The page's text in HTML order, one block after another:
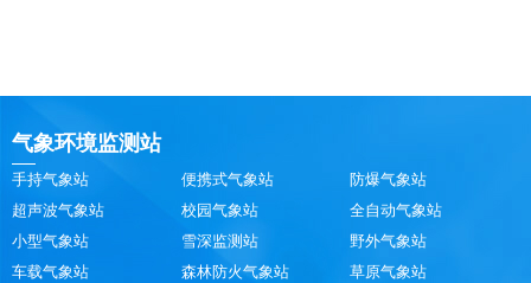
气象环境监测站
手持气象站 便携式气象站
防爆气象站
超声波气象站
校园气象站
全自动气象站
小型气象站
雪深监测站
野外气象站
车载气象站
森林防火气象站
草原气象站